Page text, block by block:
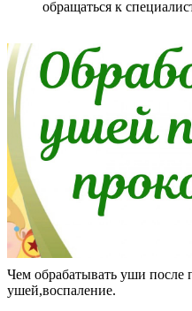
обращаться к
Чем обрабатывать уши после
ушей,воспаление.